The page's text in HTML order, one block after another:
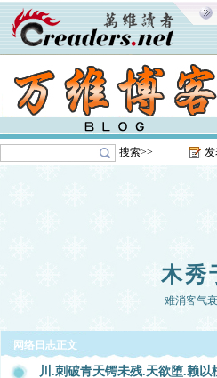
搜索>>
木秀
难消客气
网络日志正文
川.刺破青天锷未残.天欲堕.赖以